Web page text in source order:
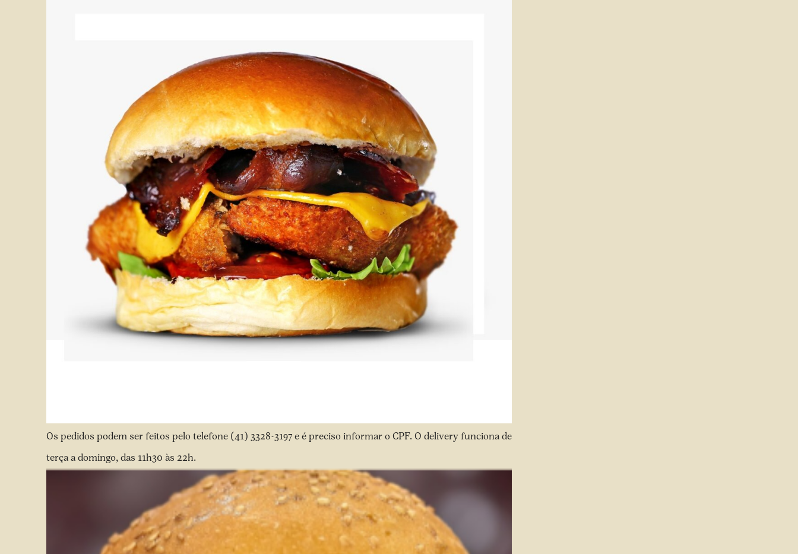
Os pedidos podem ser feitos pelo telefone (41) 3328-3197 e é preciso informar o CPF. O delivery funciona de
terça a domingo, das 11h30 às 22h.